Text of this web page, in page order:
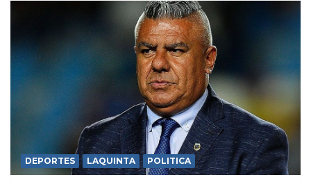
DEPORTES LAQUINTA POLITICA